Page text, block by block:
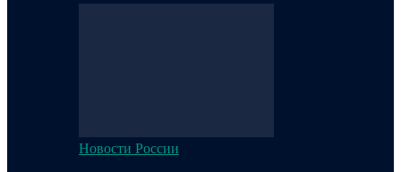
Новости России